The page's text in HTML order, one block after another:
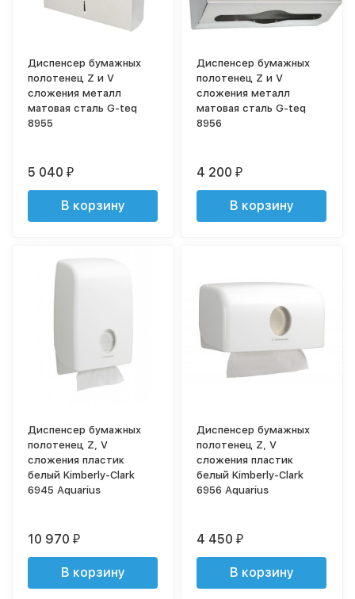
Диспенсер бумажных
полотенец Z и V
сложения металл
матовая сталь G-teq
8955
5 040₽
В корзину
Диспенсер бумажных
полотенец Z и V
сложения металл
матовая сталь G-teq
8956
4 200₽
В корзину
Диспенсер бумажных
полотенец Z, V
сложения пластик
белый Kimberly-Clark
6945 Aquarius
10 970₽
В корзину
Диспенсер бумажных
полотенец Z, V
сложения пластик
белый Kimberly-Clark
6956 Aquarius
4 450₽
В корзину